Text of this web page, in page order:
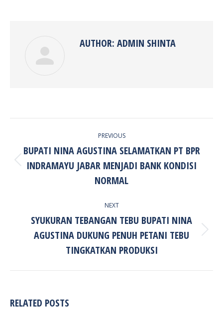
AUTHOR: ADMIN SHINTA
PREVIOUS
Previous
post:
BUPATI NINA AGUSTINA SELAMATKAN PT BPR
INDRAMAYU JABAR MENJADI BANK KONDISI
NORMAL
NEXT
Next
post:
SYUKURAN TEBANGAN TEBU BUPATI NINA
AGUSTINA DUKUNG PENUH PETANI TEBU
TINGKATKAN PRODUKSI
RELATED POSTS